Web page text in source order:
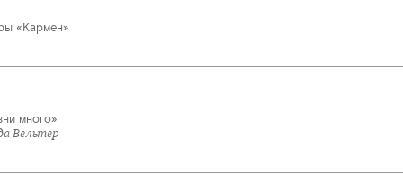
«Кармен»
много»
Вельтер